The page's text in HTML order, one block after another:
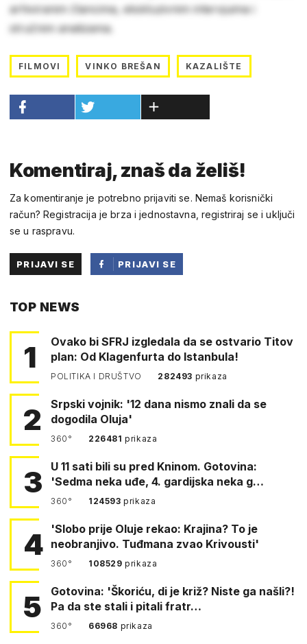
arhiviranim člancima, ekskluzivnim intervjuima i
stručnim analizama.
FILMOVI VINKO BREŠAN KAZALIŠTE
Komentiraj, znaš da želiš!
Za komentiranje je potrebno prijaviti se. Nemaš korisnički
račun? Registracija je brza i jednostavna, registriraj se i uključi
se u raspravu.
PRIJAVI SE
PRIJAVI SE
TOP NEWS
1
Ovako bi SFRJ izgledala da se ostvario Titov
plan: Od Klagenfurta do Istanbula!
POLITIKA I DRUŠTVO 282493 prikaza
2
Srpski vojnik: '12 dana nismo znali da se
dogodila Oluja'
360° 226481prikaza
3
U 11 sati bili su pred Kninom. Gotovina:
'Sedma neka uđe, 4. gardijska neka g…
360° 124593prikaza
4
'Slobo prije Oluje rekao: Krajina? To je
neobranjivo. Tuđmana zvao Krivousti'
360° 108529prikaza
5
Gotovina: 'Škoriću, di je križ? Niste ga našli?!
Pa da ste stali i pitali fratr…
360° 66968 prikaza